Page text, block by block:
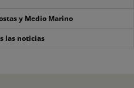
y Medio Marino
las noticias